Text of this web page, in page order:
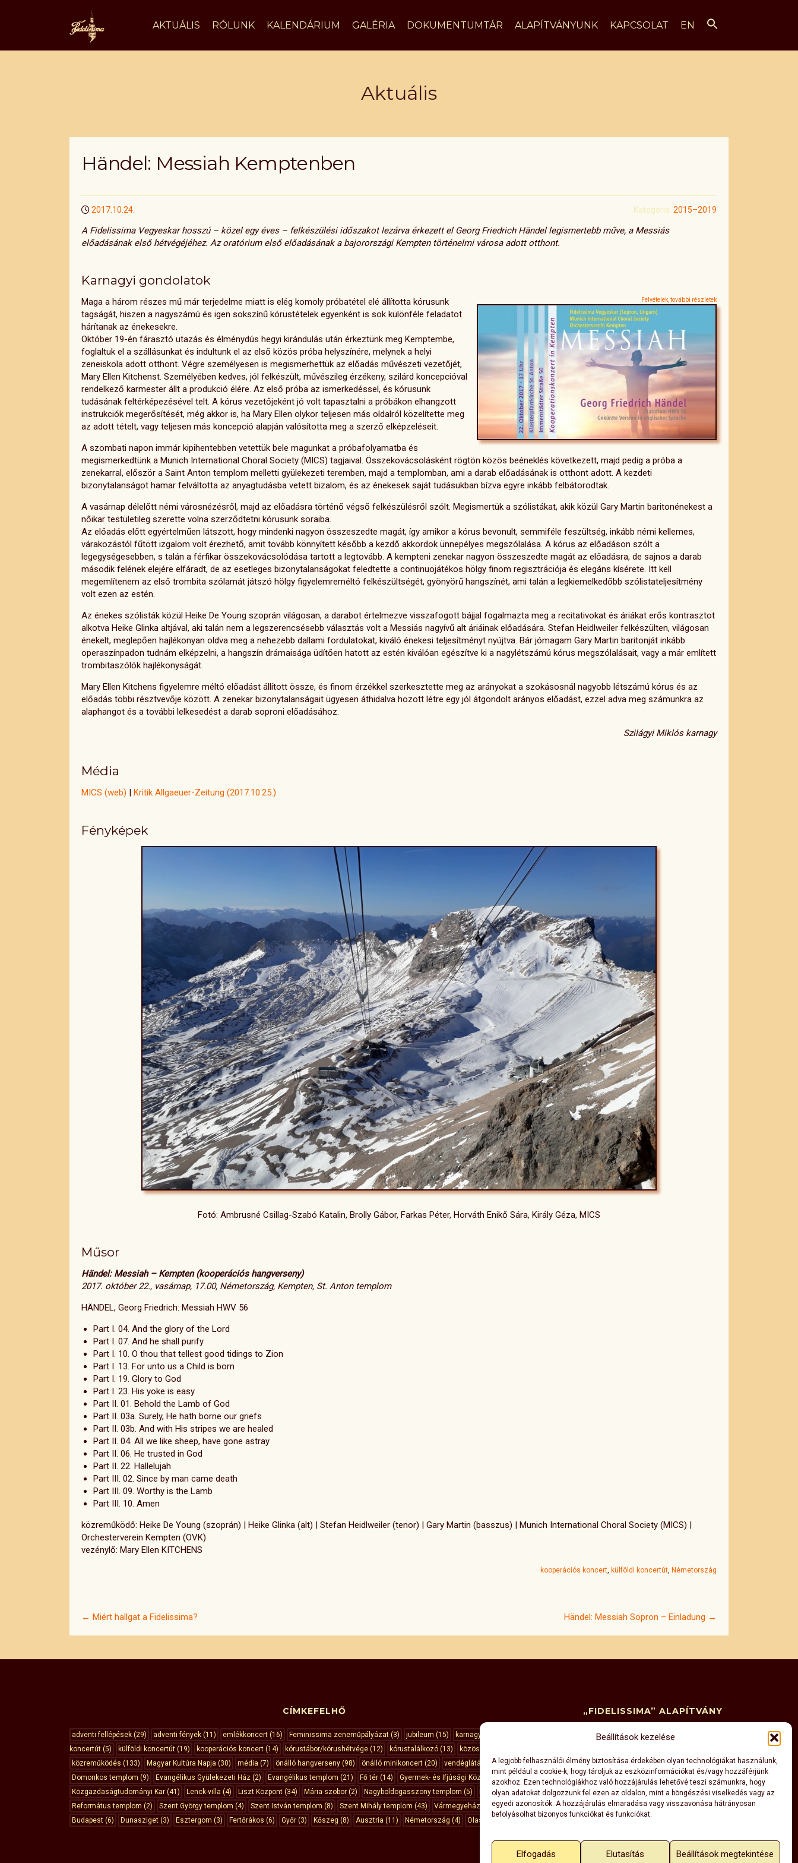
Beállítások kezelése
A legjobb felhasználói élmény biztosítása érdekében olyan technológiákat használunk,
mint például a cookie-k, hogy tároljuk az eszközinformációkat és/vagy hozzáférjünk
azokhoz. Ezen technológiákhoz való hozzájárulás lehetővé teszi számunkra, hogy
olyan adatokat dolgozzunk fel ezen az oldalon, mint a böngészési viselkedés vagy az
egyedi azonosítók. A hozzájárulás elmaradása vagy visszavonása hátrányosan
befolyásolhat bizonyos funkciókat és funkciókat.
Elfogadás Elutasítás Beállítások megtekintése
AKTUÁLIS RÓLUNK KALENDÁRIUM GALÉRIA DOKUMENTUMTÁR ALAPÍTVÁNYUNK KAPCSOLAT EN
Aktuális
Händel: Messiah Kemptenben
2017.10.24. Kategória: 2015–2019
A Fidelissima Vegyeskar hosszú – közel egy éves – felkészülési időszakot lezárva érkezett el Georg Friedrich Händel legismertebb műve, a Messiás
előadásának első hétvégéjéhez. Az oratórium első előadásának a bajorországi Kempten történelmi városa adott otthont.
Karnagyi gondolatok
Felvételek, további részletek
Maga a három részes mű már terjedelme miatt is elég komoly próbatétel elé állította kórusunk
tagságát, hiszen a nagyszámú és igen sokszínű kórustételek egyenként is sok különféle feladatot
hárítanak az énekesekre.
Október 19-én fárasztó utazás és élménydús hegyi kirándulás után érkeztünk meg Kemptembe,
foglaltuk el a szállásunkat és indultunk el az első közös próba helyszínére, melynek a helyi
zeneiskola adott otthont. Végre személyesen is megismerhettük az előadás művészeti vezetőjét,
Mary Ellen Kitchenst. Személyében kedves, jól felkészült, művészileg érzékeny, szilárd koncepcióval
rendelkező karmester állt a produkció élére. Az első próba az ismerkedéssel, és kórusunk
tudásának feltérképezésével telt. A kórus vezetőjeként jó volt tapasztalni a próbákon elhangzott
instrukciók megerősítését, még akkor is, ha Mary Ellen olykor teljesen más oldalról közelítette meg
az adott tételt, vagy teljesen más koncepció alapján valósította meg a szerző elképzeléseit.
A szombati napon immár kipihentebben vetettük bele magunkat a próbafolyamatba és
megismerkedtünk a Munich International Choral Society (MICS) tagjaival. Összekovácsolásként rögtön közös beéneklés következett, majd pedig a próba a
zenekarral, először a Saint Anton templom melletti gyülekezeti teremben, majd a templomban, ami a darab előadásának is otthont adott. A kezdeti
bizonytalanságot hamar felváltotta az anyagtudásba vetett bizalom, és az énekesek saját tudásukban bízva egyre inkább felbátorodtak.
A vasárnap délelőtt némi városnézésről, majd az előadásra történő végső felkészülésről szólt. Megismertük a szólistákat, akik közül Gary Martin baritonénekest a
nőikar testületileg szerette volna szerződtetni kórusunk soraiba.
Az előadás előtt egyértelműen látszott, hogy mindenki nagyon összeszedte magát, így amikor a kórus bevonult, semmiféle feszültség, inkább némi kellemes,
várakozástól fűtött izgalom volt érezhető, amit tovább könnyített később a kezdő akkordok ünnepélyes megszólalása. A kórus az előadáson szólt a
legegységesebben, s talán a férfikar összekovácsolódása tartott a legtovább. A kempteni zenekar nagyon összeszedte magát az előadásra, de sajnos a darab
második felének elejére elfáradt, de az esetleges bizonytalanságokat feledtette a continuojátékos hölgy finom regisztrációja és elegáns kísérete. Itt kell
megemlítenem az első trombita szólamát játszó hölgy figyelemreméltó felkészültségét, gyönyörű hangszínét, ami talán a legkiemelkedőbb szólistateljesítmény
volt ezen az estén.
Az énekes szólisták közül Heike De Young szoprán világosan, a darabot értelmezve visszafogott bájjal fogalmazta meg a recitativokat és áriákat erős kontrasztot
alkotva Heike Glinka altjával, aki talán nem a legszerencsésebb választás volt a Messiás nagyívű alt áriáinak előadására. Stefan Heidlweiler felkészülten, világosan
énekelt, meglepően hajlékonyan oldva meg a nehezebb dallami fordulatokat, kiváló énekesi teljesítményt nyújtva. Bár jómagam Gary Martin baritonját inkább
operaszínpadon tudnám elképzelni, a hangszín drámaisága üdítően hatott az estén kiválóan egészítve ki a nagylétszámú kórus megszólalásait, vagy a már említett
trombitaszólók hajlékonyságát.
Mary Ellen Kitchens figyelemre méltó előadást állított össze, és finom érzékkel szerkesztette meg az arányokat a szokásosnál nagyobb létszámú kórus és az
előadás többi résztvevője között. A zenekar bizonytalanságait ügyesen áthidalva hozott létre egy jól átgondolt arányos előadást, ezzel adva meg számunkra az
alaphangot és a további lelkesedést a darab soproni előadásához.
Szilágyi Miklós karnagy
Média
MICS (web) | Kritik Allgaeuer-Zeitung (2017.10.25.)
Fényképek
Fotó: Ambrusné Csillag-Szabó Katalin, Brolly Gábor, Farkas Péter, Horváth Enikő Sára, Király Géza, MICS
Műsor
Händel: Messiah – Kempten (kooperációs hangverseny)
2017. október 22., vasárnap, 17.00, Németország, Kempten, St. Anton templom
HÄNDEL, Georg Friedrich: Messiah HWV 56
Part I. 04. And the glory of the Lord
Part I. 07. And he shall purify
Part I. 10. O thou that tellest good tidings to Zion
Part I. 13. For unto us a Child is born
Part I. 19. Glory to God
Part I. 23. His yoke is easy
Part II. 01. Behold the Lamb of God
Part II. 03a. Surely, He hath borne our griefs
Part II. 03b. And with His stripes we are healed
Part II. 04. All we like sheep, have gone astray
Part II. 06. He trusted in God
Part II. 22. Hallelujah
Part III. 02. Since by man came death
Part III. 09. Worthy is the Lamb
Part III. 10. Amen
közreműködő: Heike De Young (szoprán) | Heike Glinka (alt) | Stefan Heidlweiler (tenor) | Gary Martin (basszus) | Munich International Choral Society (MICS) |
Orchesterverein Kempten (OVK)
vezénylő: Mary Ellen KITCHENS
kooperációs koncert, külföldi koncertút, Németország
← Miért hallgat a Fidelissima? Händel: Messiah Sopron – Einladung →
CÍMKEFELHŐ
adventi fellépések (29) adventi fények (11) emlékkoncert (16) Feminissima zeneműpályázat (3) jubileum (15) karnagyunk
koncertút (5) külföldi koncertút (19) kooperációs koncert (14) kórustábor/kórushétvége (12) kórustalálkozó (13) közös koncert
közreműködés (133) Magyar Kultúra Napja (30) média (7) önálló hangverseny (98) önálló minikoncert (20) vendéglátás (13) Sopron(243)
Domonkos templom (9) Evangélikus Gyülekezeti Ház (2) Evangélikus templom (21) Fő tér (14) Gyermek- és Ifjúsági Központ
(3)
Közgazdaságtudományi Kar (41) Lenck-villa (4) Liszt Központ (34) Mária-szobor (2) Nagyboldogasszony templom (5) Pannonia Hotel(15)
Református templom (2) Szent György templom (4) Szent István templom (8) Szent Mihály templom (43) Vármegyeháza (10) Városháza(3)
Budapest (6) Dunasziget (3) Esztergom (3) Fertőrákos (6) Győr (3) Kőszeg (8) Ausztria (11) Németország (4) Olaszország
„FIDELISSIMA” ALAPÍTVÁNY
9400 Sopron, Ógabona tér 44–46.
székhely:
9400 Sopron, Halász u. 1. fszt. 3.
18530605-1-08
fidelissimaalapitvany@gmail.com